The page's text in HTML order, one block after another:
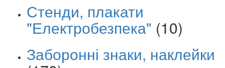
Стенди, плакати
"Електробезпека" (10)
Заборонні знаки, наклейки